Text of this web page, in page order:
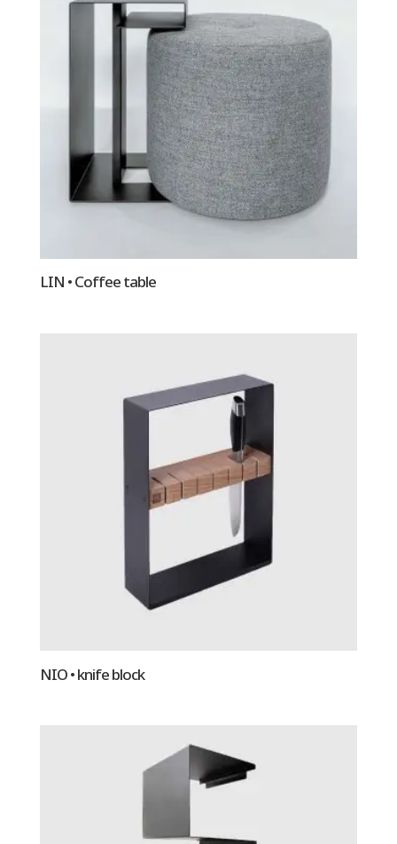
LIN • Coffee table
NIO • knife block